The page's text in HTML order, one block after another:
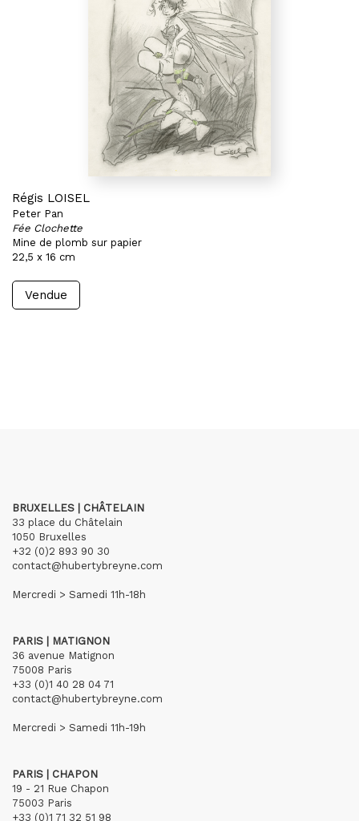
Régis LOISEL
Peter Pan
Fée Clochette
Mine de plomb sur papier
22,5 x 16 cm
Vendue
BRUXELLES | CHÂTELAIN
33 place du Châtelain
1050 Bruxelles
+32 (0)2 893 90 30
contact@hubertybreyne.com
Mercredi > Samedi 11h-18h
PARIS | MATIGNON
36 avenue Matignon
75008 Paris
+33 (0)1 40 28 04 71
contact@hubertybreyne.com
Mercredi > Samedi 11h-19h
PARIS | CHAPON
19 - 21 Rue Chapon
75003 Paris
+33 (0)1 71 32 51 98